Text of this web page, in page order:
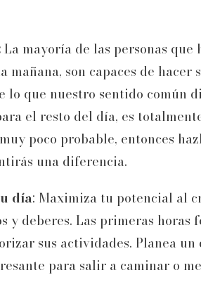
La mayoría de las personas que
mañana, son capaces de
lo que nuestro sentido común
el resto del día, es
poco probable, entonces
una diferencia.
día: Maximiza tu potencial al
y deberes. Las primeras
sus actividades. Planea un
para salir a caminar o